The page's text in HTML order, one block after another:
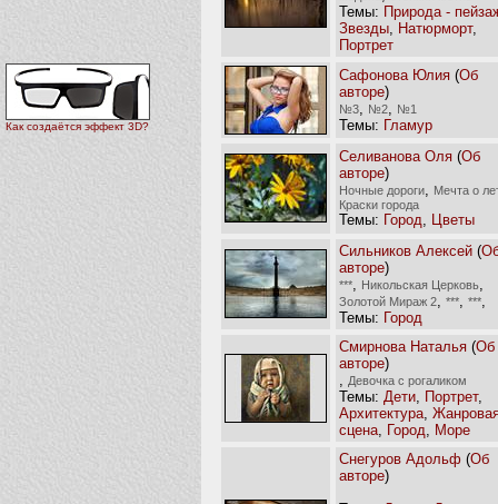
Как создаётся эффект 3D?
Темы: Природа -
Звезды
Натюрморт,
Портрет
Сафонова Юлия (Об
авторе)
№3 №2 №1
Темы: Гламур
Селиванова Оля (Об
авторе)
Ночные дороги
Мечта о
Краски города
Темы: Город
Цветы
Сильников Алексей (
авторе)
*** Никольская Церковь
Золотой Мираж 2 *** ***
Темы: Город
Смирнова Наталья (Об
авторе)
Девочка с рогаликом
Темы: Дети Портрет,
Архитектура
сцена
Город
Море
Снегуров Адольф (Об
авторе)